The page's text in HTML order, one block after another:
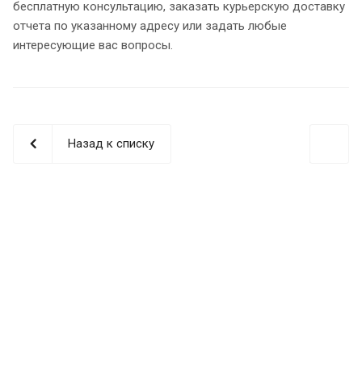
бесплатную консультацию, заказать курьерскую доставку
отчета по указанному адресу или задать любые
интересующие вас вопросы.
Назад к списку